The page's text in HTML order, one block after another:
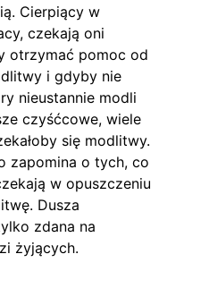
Cierpiący w
czekają oni
otrzymać pomoc od
i gdyby nie
nieustannie modli
czyśćcowe, wiele
się modlitwy.
zapomina o tych, co
w opuszczeniu
Dusza
zdana na
żyjących.